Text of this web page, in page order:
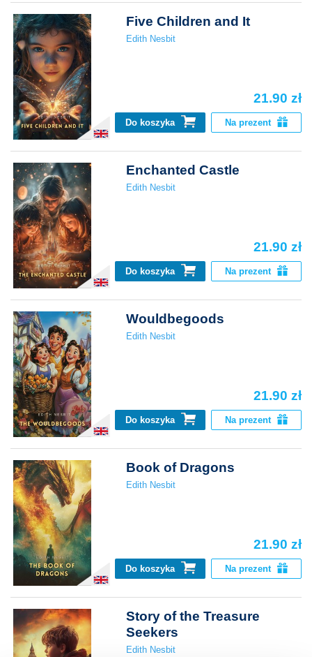
Five Children and It
Edith Nesbit
21.90 zł
Do koszyka Na prezent
Enchanted Castle
Edith Nesbit
21.90 zł
Do koszyka Na prezent
Wouldbegoods
Edith Nesbit
21.90 zł
Do koszyka Na prezent
Book of Dragons
Edith Nesbit
21.90 zł
Do koszyka Na prezent
Story of the Treasure
Seekers
Edith Nesbit